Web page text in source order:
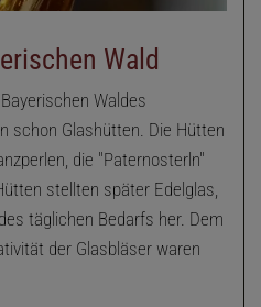
Wald
Waldes
schon Glashütten. Die Hütten
die "Paternosterln"
stellten später Edelglas,
täglichen Bedarfs her. Dem
der Glasbläser waren